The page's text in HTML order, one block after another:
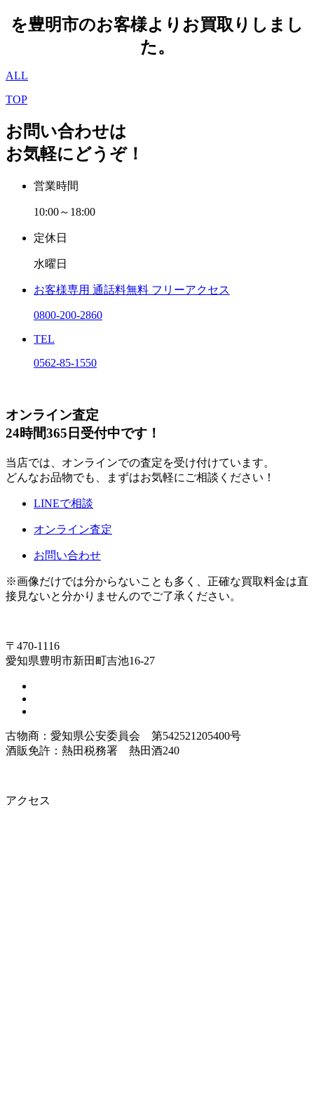
を豊明市のお客様よりお買取りしまし
た。
ALL
TOP
お問い合わせは
お気軽にどうぞ！
営業時間
10:00～18:00
定休日
水曜日
お客様専用 通話料無料 フリーアクセス
0800-200-2860
TEL
0562-85-1550
オンライン査定
24時間365日受付中です！
当店では、オンラインでの査定を受け付けています。
どんなお品物でも、まずはお気軽にご相談ください！
LINEで相談
オンライン査定
お問い合わせ
※画像だけでは分からないことも多く、正確な買取料金は直
接見ないと分かりませんのでご了承ください。
〒470-1116
愛知県豊明市新田町吉池16-27
古物商：愛知県公安委員会 第542521205400号
酒販免許：熱田税務署 熱田酒240
アクセス